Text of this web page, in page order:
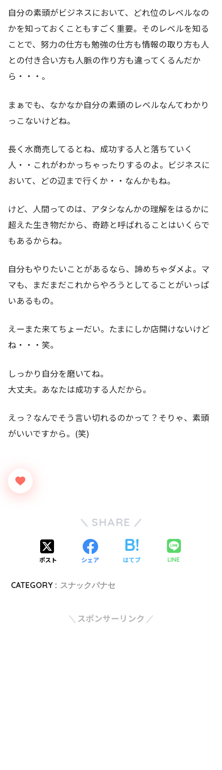
自分の素頭がビジネスにおいて、どれ位のレベルなの
かを知っておくこともすごく重要。そのレベルを知る
ことで、努力の仕方も勉強の仕方も情報の取り方も人
との付き合い方も人脈の作り方も違ってくるんだか
ら・・・。
まぁでも、なかなか自分の素頭のレベルなんてわかり
っこないけどね。
長く水商売してるとね、成功する人と落ちていく
人・・これがわかっちゃったりするのよ。ビジネスに
おいて、どの辺まで行くか・・なんかもね。
けど、人間ってのは、アタシなんかの理解をはるかに
超えた生き物だから、奇跡と呼ばれることはいくらで
もあるからね。
自分もやりたいことがあるなら、諦めちゃダメよ。マ
マも、まだまだこれからやろうとしてることがいっぱ
いあるもの。
えーまた来てちょーだい。たまにしか店開けないけど
ね・・・笑。
しっかり自分を磨いてね。
大丈夫。あなたは成功する人だから。
えっ？なんでそう言い切れるのかって？そりゃ、素頭
がいいですから。(笑)
SHARE
ポスト シェア はてブ LINE
CATEGORY : スナックパナセ
スポンサーリンク